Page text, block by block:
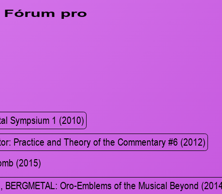
Fórum pro
Sympsium 1 (2010)
Practice and Theory of the Commentary #6 (2012)
(2015)
Oro-Emblems of the Musical Beyond